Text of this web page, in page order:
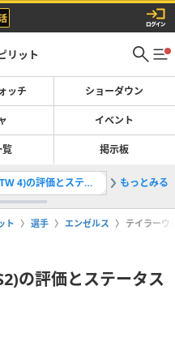
リット
ッチ ショーダウン
イベント
覧 掲示板
フォスターグリフィン(2026 S1 OTW 4)の評価とステータス 2
もっとみる
ト 選手 エンゼルス テイラーウ
の評価とステータス